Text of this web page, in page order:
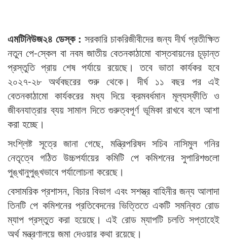
এমটিনিউজ২৪ ডেস্ক : সরকারি চাকরিজীবীদের জন্য দীর্ঘ প্রতীক্ষিত
নতুন পে-স্কেল বা নবম জাতীয় বেতনকাঠামো বাস্তবায়নের চূড়ান্ত
প্রস্তুতি প্রায় শেষ পর্যায়ে রয়েছে। তবে ভাতা কার্যকর হবে
২০২৭-২৮ অর্থবছরের শুরু থেকে। দীর্ঘ ১১ বছর পর এই
বেতনকাঠামো কার্যকরের মধ্য দিয়ে ক্রমবর্ধমান মূল্যস্ফীতি ও
জীবনযাত্রার ব্যয় সামাল দিতে গুরুত্বপূর্ণ ভূমিকা রাখবে বলে আশা
করা হচ্ছে।
সংশ্লিষ্ট সূত্রে জানা গেছে, মন্ত্রিপরিষদ সচিব নাসিমুল গনির
নেতৃত্বে গঠিত উচ্চপর্যায়ের কমিটি পে কমিশনের সুপারিশগুলো
পুঙ্খানুপুঙ্খভাবে পর্যালোচনা করেছে।
বেসামরিক প্রশাসন, বিচার বিভাগ এবং সশস্ত্র বাহিনীর জন্য আলাদা
তিনটি পে কমিশনের প্রতিবেদনের ভিত্তিতে একটি সমন্বিত রোড
ম্যাপ প্রস্তুত করা হয়েছে। এই রোড ম্যাপটি চলতি সপ্তাহেই
অর্থ মন্ত্রণালয়ে জমা দেওয়ার কথা রয়েছে।